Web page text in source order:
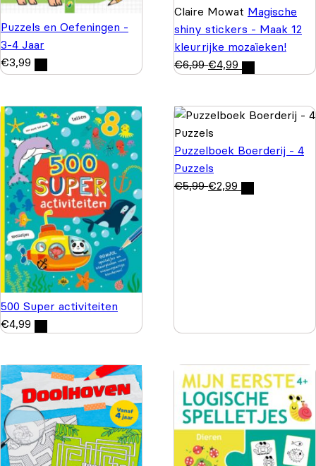
Puzzels en Oefeningen -
3-4 Jaar
€3,99
Claire Mowat Magische
shiny stickers - Maak 12
kleurrijke mozaïeken!
€6,99 €4,99
500 Super activiteiten
€4,99
Puzzelboek Boerderij - 4
Puzzels
€5,99 €2,99